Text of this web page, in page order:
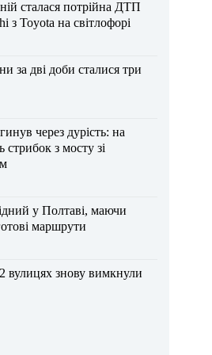
сталася потрійна ДТП
з Toyota на світлофорі
за дві доби сталися три
через дурість: на
з мосту зі
у Полтаві, маючи
маршрути
вулицях знову вимкнули